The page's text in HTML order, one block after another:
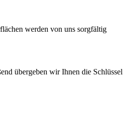
werden von uns sorgfältig
übergeben wir Ihnen die Schlüssel